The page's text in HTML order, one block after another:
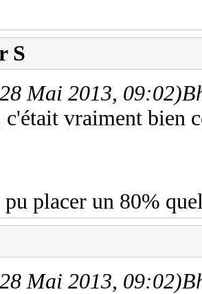
S
Mai 2013, 09:02)
c'était vraiment bien
pu placer un 80%
Mai 2013, 09:02)